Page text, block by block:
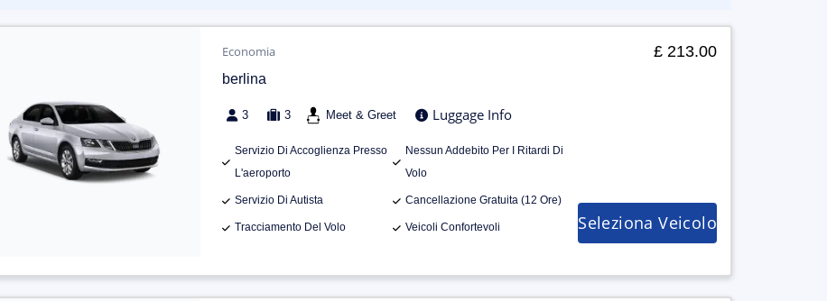
Economia
berlina
3 3 Meet & Greet Luggage Info
Servizio Di Accoglienza Presso
L'aeroporto
Nessun Addebito Per I Ritardi Di
Volo
Servizio Di Autista Cancellazione Gratuita (12 Ore)
Tracciamento Del Volo Veicoli Confortevoli
£ 213.00
Seleziona Veicolo